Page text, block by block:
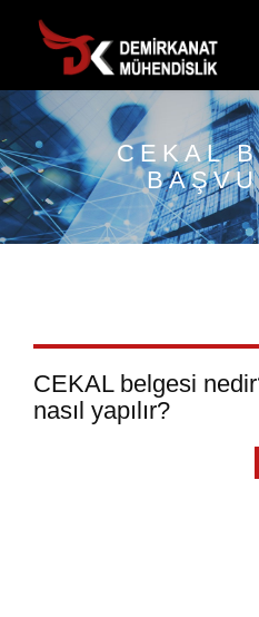
CEKAL
CEKAL belgesi
nasıl yapılır?